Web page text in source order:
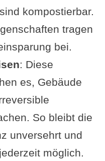
kompostierbar.
tragen
bei.
: Diese
es, Gebäude
So bleibt die
unversehrt und
möglich.